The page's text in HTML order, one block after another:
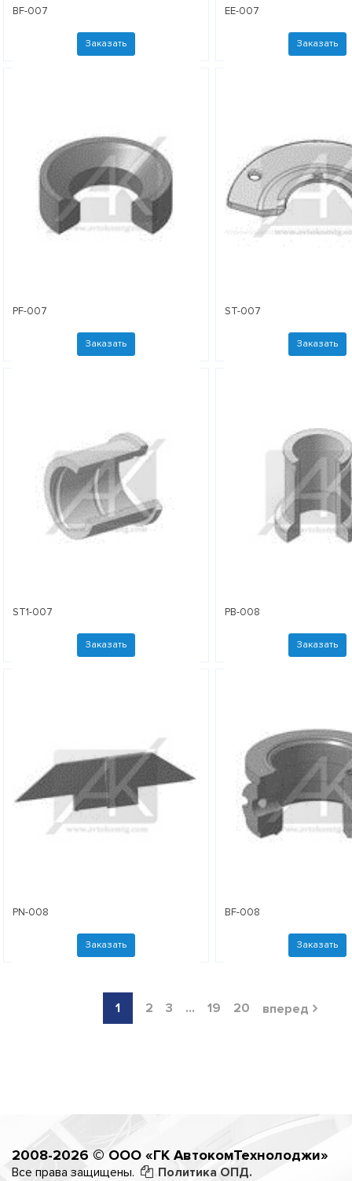
BF-007
Заказать
EE-007
Заказать
PF-007
Заказать
ST-007
Заказать
ST1-007
Заказать
PB-008
Заказать
PN-008
Заказать
BF-008
Заказать
1 2 3 ... 19 20 вперед 
2008-2026 © ООО «ГК АвтокомТехнолоджи»
Все права защищены.
Политика ОПД.